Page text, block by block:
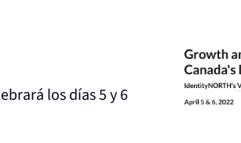
los días 5 y 6